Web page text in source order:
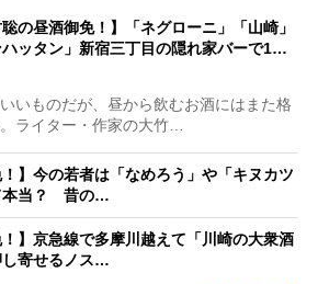
聡の昼酒御免！】「ネグローニ」「山崎」
ハッタン」新宿三丁目の隠れ家バーで1…
いものだが、昼から飲むお酒にはまた格
ライター・作家の大竹…
！】今の若者は「なめろう」や「キヌカツ
本当？ 昔の…
！】京急線で多摩川越えて「川崎の大衆酒
寄せるノス…